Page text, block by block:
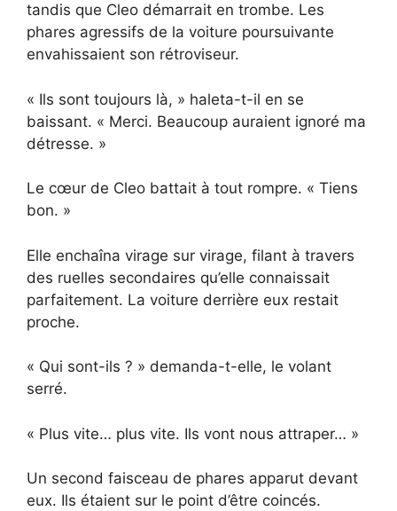
tandis que Cleo démarrait en trombe. Les
phares agressifs de la voiture poursuivante
envahissaient son rétroviseur.
« Ils sont toujours là, » haleta-t-il en se
baissant. « Merci. Beaucoup auraient ignoré ma
détresse. »
Le cœur de Cleo battait à tout rompre. « Tiens
bon. »
Elle enchaîna virage sur virage, filant à travers
des ruelles secondaires qu’elle connaissait
parfaitement. La voiture derrière eux restait
proche.
« Qui sont-ils ? » demanda-t-elle, le volant
serré.
« Plus vite… plus vite. Ils vont nous attraper… »
Un second faisceau de phares apparut devant
eux. Ils étaient sur le point d’être coincés.